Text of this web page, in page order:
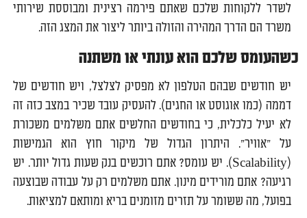
לשדר ללקוחות שלכם שאתם פירמה רצינית ומבוססת שירותי
משרד הם הדרך המהירה והזולה ביותר ליצור את המצג הזה.
כשהעומס שלכם הוא עונתי או משתנה
יש חודשים שבהם הטלפון לא מפסיק לצלצל, ויש חודשים של
דממה (כמו אוגוסט או החגים). להעסיק עובד שכיר במצב כזה זה
לא יעיל כלכלית, כי בחודשים החלשים אתם משלמים משכורת
על "אוויר". היתרון הגדול של מיקור חוץ הוא הגמישות
(Scalability). יש עומס? אתם רוכשים בנק שעות גדול יותר. יש
רגיעה? אתם מורידים מינון. אתם משלמים רק על עבודה שבוצעה
בפועל, מה ששומר על תזרים מזומנים בריא ומותאם למציאות.